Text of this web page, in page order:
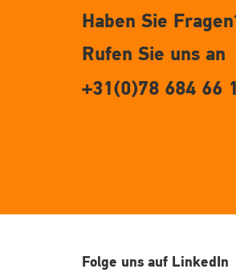
Haben Sie
Rufen Sie uns an
+31(0)78 684 66
Folge uns auf LinkedIn